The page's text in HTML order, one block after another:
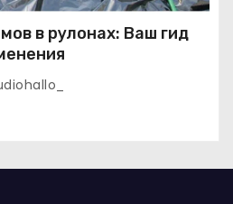
в рулонах: Ваш гид